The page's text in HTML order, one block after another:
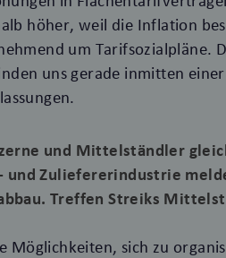
höher, weil die Inflation
um Tarifsozialpläne.
uns gerade inmitten einer
und Mittelständler
Zuliefererindustrie
Treffen Streiks
Möglichkeiten, sich zu